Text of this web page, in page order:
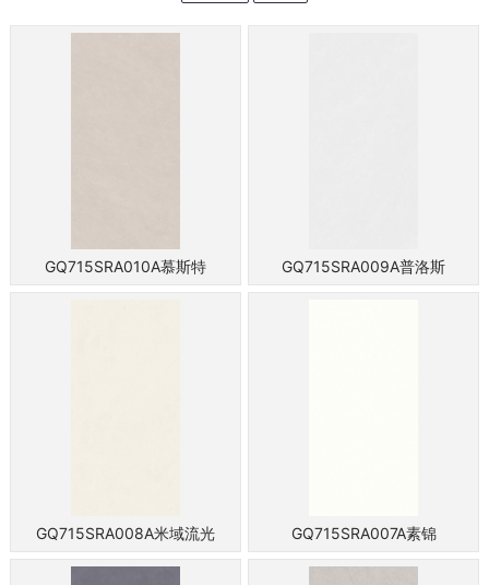
GQ715SRA010A慕斯特 GQ715SRA009A普洛斯
GQ715SRA008A米域流光 GQ715SRA007A素锦